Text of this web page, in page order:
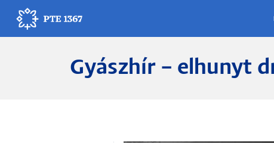
tartalomra
EgyetemünkGyászhír – elhunyt